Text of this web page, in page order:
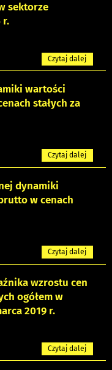
sektorze
r.
Czytaj dalej
wartości
stałych za
Czytaj dalej
dynamiki
w cenach
Czytaj dalej
wzrostu cen
ogółem w
2019 r.
Czytaj dalej